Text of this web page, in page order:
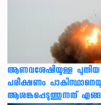
ആണവശേഷിയുള്ള പുതിയ
പരീക്ഷണം
ആശങ്കപ്പെടുത്തുന്നത്